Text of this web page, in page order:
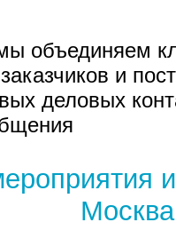
объединяем
и
деловых
Москва